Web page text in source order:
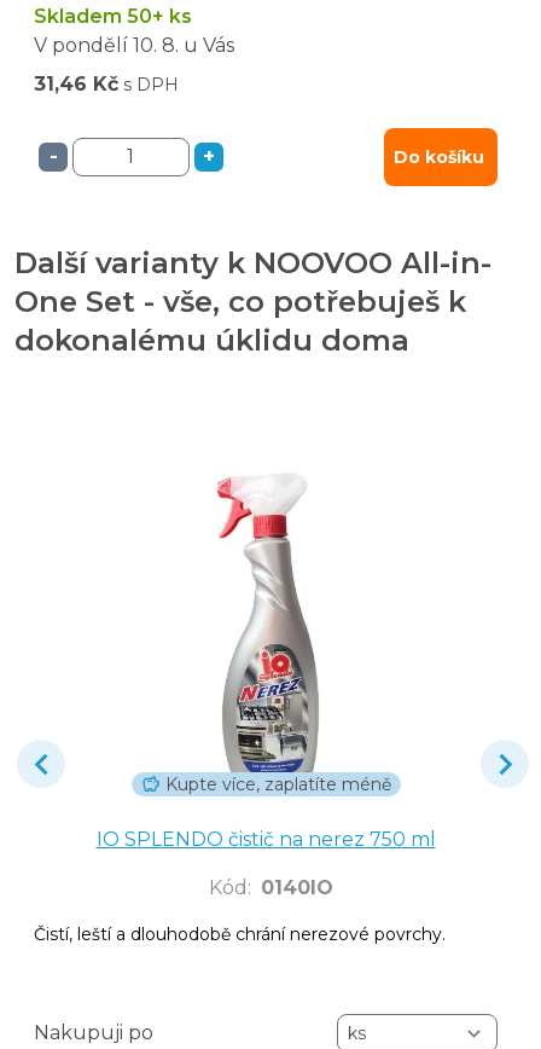
Skladem 50+ ks
V pondělí 10. 8. u Vás
31,46 Kč s DPH
- + Do košíku
Další varianty k NOOVOO All-in-
One Set - vše, co potřebuješ k
dokonalému úklidu doma
Kupte více, zaplatíte méně
IO SPLENDO čistič na nerez 750 ml
Kód : 0140IO
Čistí, leští a dlouhodobě chrání nerezové povrchy.
Nakupuji po